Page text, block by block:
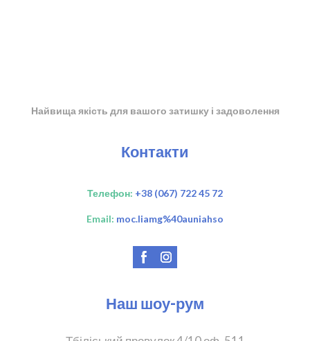
Найвища якість для вашого затишку і задоволення
Контакти
Телефон: +38 (067) 722 45 72
Email: moc.liamg%40auniahso
Наш шоу-рум